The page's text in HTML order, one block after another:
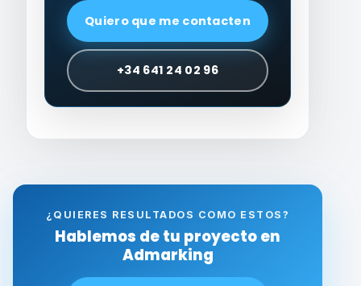
Quiero que me contacten
+34 641 24 02 96
¿QUIERES RESULTADOS COMO ESTOS?
Hablemos de tu proyecto en
Admarking